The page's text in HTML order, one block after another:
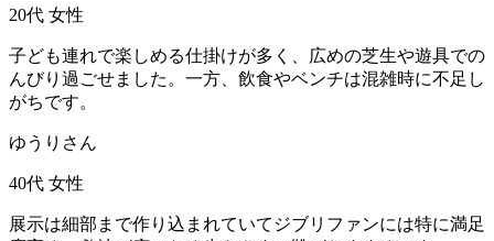
20代 女性
子ども連れで楽しめる仕掛けが多く、広めの芝生や遊具での
んびり過ごせました。一方、飲食やベンチは混雑時に不足し
がちです。
ゆうりさん
40代 女性
展示は細部まで作り込まれていてジブリファンには特に満足